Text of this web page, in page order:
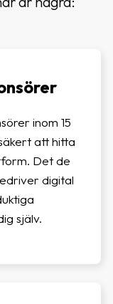
inom 15
att hitta
Det de
digital
själv.